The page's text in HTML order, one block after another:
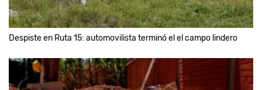
Despiste en Ruta 15: automovilista terminó el el campo lindero